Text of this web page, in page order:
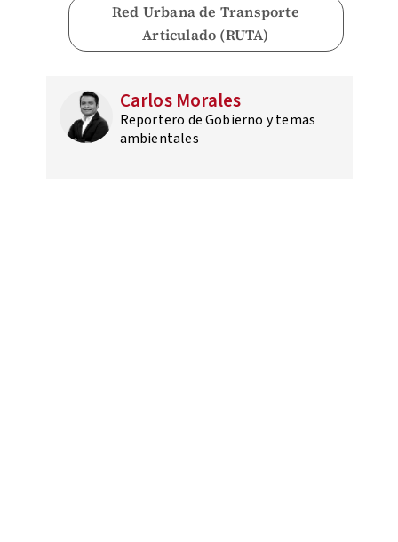
Red Urbana de Transporte
Articulado (RUTA)
Carlos Morales
Reportero de Gobierno y temas
ambientales